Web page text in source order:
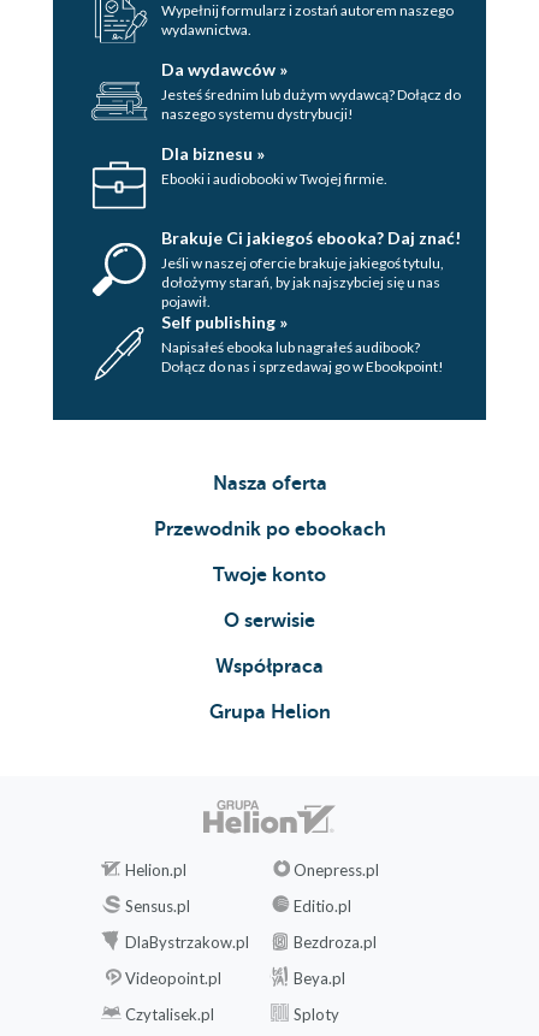
Wypełnij formularz i zostań autorem naszego
wydawnictwa.
Da wydawców »
Jesteś średnim lub dużym wydawcą? Dołącz do
naszego systemu dystrybucji!
Dla biznesu »
Ebooki i audiobooki w Twojej firmie.
Brakuje Ci jakiegoś ebooka? Daj znać!
Jeśli w naszej ofercie brakuje jakiegoś tytulu,
dołożymy starań, by jak najszybciej się u nas
pojawił.
Self publishing »
Napisałeś ebooka lub nagrałeś audibook?
Dołącz do nas i sprzedawaj go w Ebookpoint!
Nasza oferta
Przewodnik po ebookach
Twoje konto
O serwisie
Współpraca
Grupa Helion
Helion.pl
Onepress.pl
Sensus.pl
Editio.pl
DlaBystrzakow.pl
Bezdroza.pl
Videopoint.pl
Beya.pl
Czytalisek.pl
Sploty